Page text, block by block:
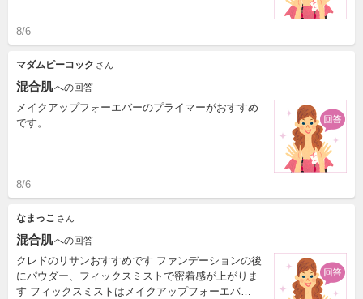
8/6
マダムピーコック さん
混合肌への回答
メイクアップフォーエバーのプライマーがおすすめ
です。
8/6
なまっこ さん
混合肌への回答
クレドのリサンおすすめです ファンデーションの後
にパウダー、フィックスミストで密着感が上がりま
す フィックスミストはメイクアップフォーエバ…